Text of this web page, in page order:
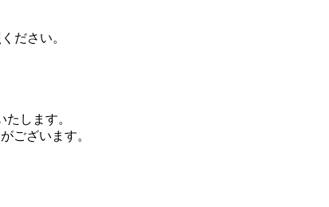
ださい。
します。
ございます。